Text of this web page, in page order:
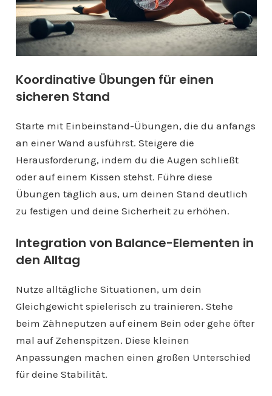
Koordinative Übungen für einen
sicheren Stand
Starte mit Einbeinstand-Übungen, die du anfangs
an einer Wand ausführst. Steigere die
Herausforderung, indem du die Augen schließt
oder auf einem Kissen stehst. Führe diese
Übungen täglich aus, um deinen Stand deutlich
zu festigen und deine Sicherheit zu erhöhen.
Integration von Balance-Elementen in
den Alltag
Nutze alltägliche Situationen, um dein
Gleichgewicht spielerisch zu trainieren. Stehe
beim Zähneputzen auf einem Bein oder gehe öfter
mal auf Zehenspitzen. Diese kleinen
Anpassungen machen einen großen Unterschied
für deine Stabilität.